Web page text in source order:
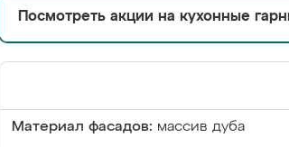
Посмотреть акции на кухонные
Материал фасадов: массив дуба